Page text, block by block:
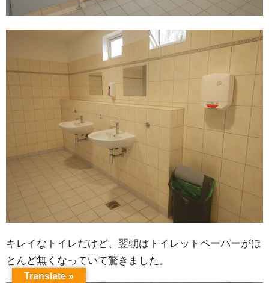
キレイなトイレだけど、翌朝はトイレットペーパーがほ
とんど無くなっていて驚きました。
Translate »